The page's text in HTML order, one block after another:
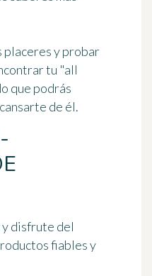
placeres y probar
tu "all
que podrás
de él.
y disfrute del
fiables y